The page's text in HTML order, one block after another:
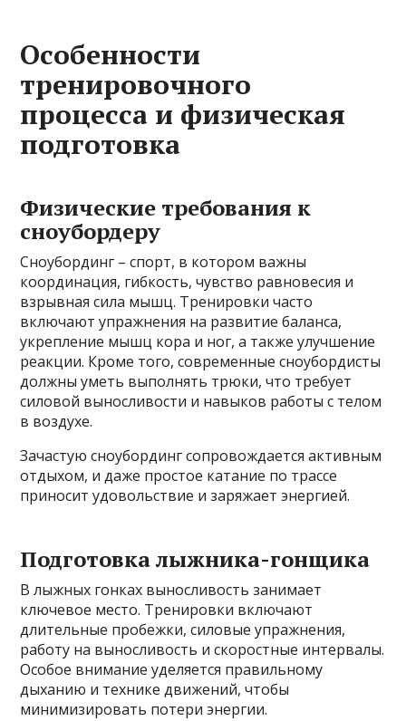
Особенности
тренировочного
процесса и физическая
подготовка
Физические требования к
сноубордеру
Сноубординг – спорт, в котором важны
координация, гибкость, чувство равновесия и
взрывная сила мышц. Тренировки часто
включают упражнения на развитие баланса,
укрепление мышц кора и ног, а также улучшение
реакции. Кроме того, современные сноубордисты
должны уметь выполнять трюки, что требует
силовой выносливости и навыков работы с телом
в воздухе.
Зачастую сноубординг сопровождается активным
отдыхом, и даже простое катание по трассе
приносит удовольствие и заряжает энергией.
Подготовка лыжника-гонщика
В лыжных гонках выносливость занимает
ключевое место. Тренировки включают
длительные пробежки, силовые упражнения,
работу на выносливость и скоростные интервалы.
Особое внимание уделяется правильному
дыханию и технике движений, чтобы
минимизировать потери энергии.